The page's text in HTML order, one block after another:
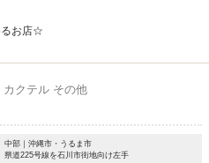
るお店☆
カクテル その他
中部｜沖縄市・うるま市
県道225号線を石川市街地向け左手